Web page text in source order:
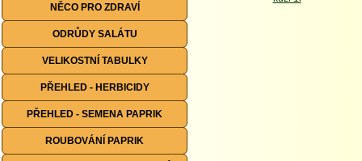
NĚCO PRO ZDRAVÍ
ODRŮDY SALÁTU
VELIKOSTNÍ TABULKY
PŘEHLED - HERBICIDY
PŘEHLED - SEMENA PAPRIK
ROUBOVÁNÍ PAPRIK